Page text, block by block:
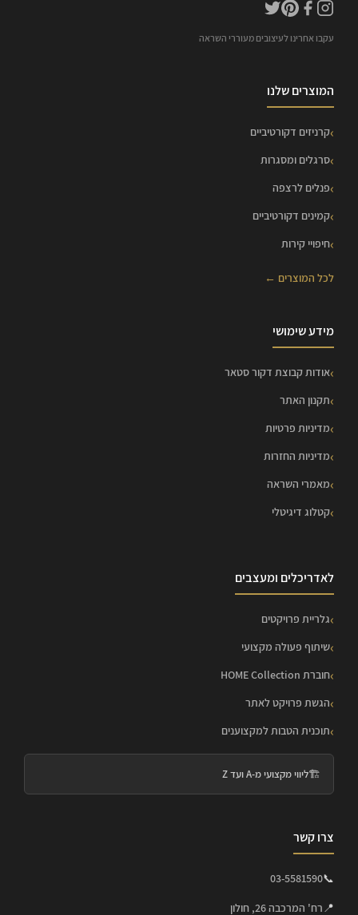
עקבו אחרינו לעיצובים מעוררי השראה
המוצרים שלנו
קרניזים דקורטיביים
סרגלים ומסגרות
פנלים לרצפה
קמינים דקורטיביים
חיפויי קירות
לכל המוצרים ←
מידע שימושי
אודות קבוצת דקור סטאר
תקנון האתר
מדיניות פרטיות
מדיניות החזרות
מאמרי השראה
קטלוג דיגיטלי
לאדריכלים ומעצבים
גלריית פרויקטים
שיתוף פעולה מקצועי
חוברת HOME Collection
הגשת פרויקט לאתר
תוכנית הטבות למקצוענים
🏗️ליווי מקצועי מ-A ועד Z
צרו קשר
📞
03-5581590
📍 רח' המרכבה 26, חולון